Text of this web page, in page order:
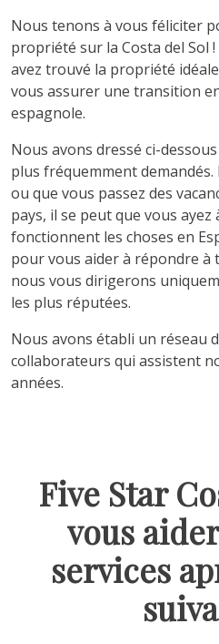
Nous tenons à vous féliciter
propriété sur la Costa del Sol
avez trouvé la propriété
vous assurer une transition
espagnole.
Nous avons dressé ci-
plus fréquemment
ou que vous passez des
pays, il se peut que vous
fonctionnent les choses en
pour vous aider à répondre à
nous vous dirigerons
les plus réputées.
Nous avons établi un réseau
collaborateurs qui assistent
années.
Five Star
vous
services